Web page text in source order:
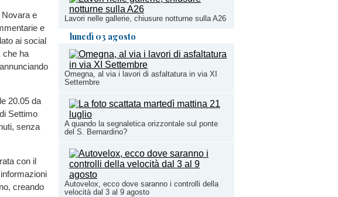
Lavori nelle gallerie, chiusure notturne sulla A26
lunedì 03 agosto
Omegna, al via i lavori di asfaltatura in via XI
Settembre
A quando la segnaletica orizzontale sul ponte
del S. Bernardino?
Autovelox, ecco dove saranno i controlli della
velocità dal 3 al 9 agosto
Novara e
e
ai social
che ha
20.05 da
Settimo
senza
con il
creando